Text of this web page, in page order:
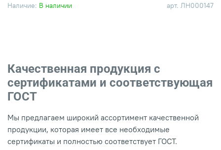
арт. ЛН000147
Наличие: В наличии
Качественная продукция с
сертификатами и соответствующая
ГОСТ
Мы предлагаем широкий ассортимент качественной
продукции, которая имеет все необходимые
сертификаты и полностью соответствует ГОСТ.